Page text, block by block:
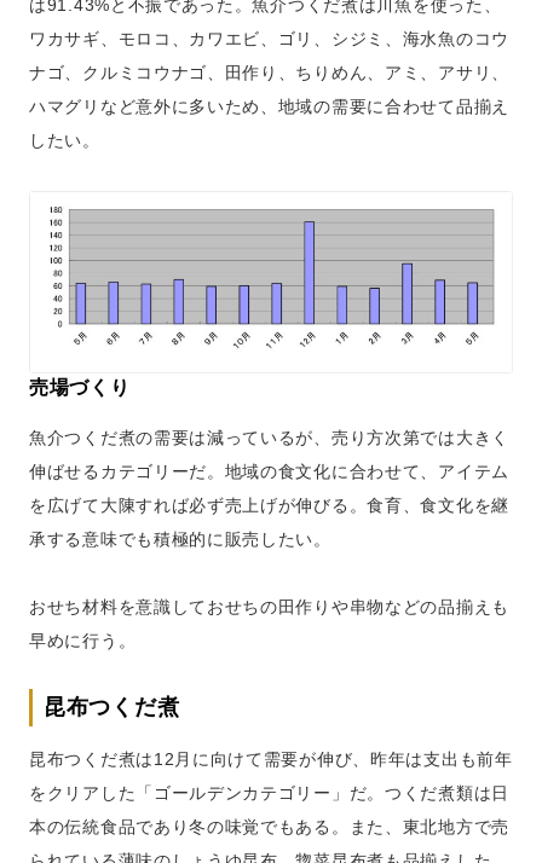
は91.43%と不振であった。魚介つくだ煮は川魚を使った、
ワカサギ、モロコ、カワエビ、ゴリ、シジミ、海水魚のコウ
ナゴ、クルミコウナゴ、田作り、ちりめん、アミ、アサリ、
ハマグリなど意外に多いため、地域の需要に合わせて品揃え
したい。
売場づくり
魚介つくだ煮の需要は減っているが、売り方次第では大きく
伸ばせるカテゴリーだ。地域の食文化に合わせて、アイテム
を広げて大陳すれば必ず売上げが伸びる。食育、食文化を継
承する意味でも積極的に販売したい。
おせち材料を意識しておせちの田作りや串物などの品揃えも
早めに行う。
昆布つくだ煮
昆布つくだ煮は12月に向けて需要が伸び、昨年は支出も前年
をクリアした「ゴールデンカテゴリー」だ。つくだ煮類は日
本の伝統食品であり冬の味覚でもある。また、東北地方で売